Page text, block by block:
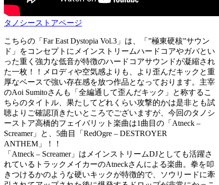
タノシーストアページ
こちらの「Far East Dystopia Vol.3」は、「”極東硬核”サウン
ド」をコンセプトにメインストリームハードコアやガバとい
った重く強力な低音が特徴のハードコアサウンドが凝縮され
た一枚！！メロディや空気感よりも、より歪んだキックと重
厚なベースで強い存在感を放つ作品となっております。主宰
のAoi Sumitoさんも「全編通して歪んだキック」と称するこ
ちらのタイトル、果たしてどれくらい攻撃的かは是非とも試
聴よりご確認頂きたいところでございますが、今回のタノシ
ーストア高橋的フェイバリット楽曲は1曲目の「Atneck –
Screamer」と、5曲目「RedOgre – DESTROYER
ANTHEM」！！
「Atneck – Screamer」はメインストリームDJとしても活躍さ
れているトラックメイカーのAtneckさんによる楽曲。拳を叩
きつけるかのような硬いキックが特徴的で、ソウリードに牽